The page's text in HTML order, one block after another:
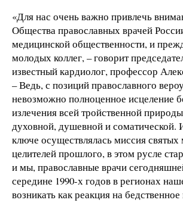
«Для нас очень важно привлечь
Общества православных врачей
медицинской общественности, и
молодых коллег, – говорит
известный кардиолог, профессор
– Ведь, с позиций православного
невозможно полноценное исцеление
излечения всей тройственной
духовной, душевной и соматической.
ключе осуществлялась миссия
целителей прошлого, в этом русле
и мы, православные врачи
середине 1990-х годов в регионах
возникать как реакция на